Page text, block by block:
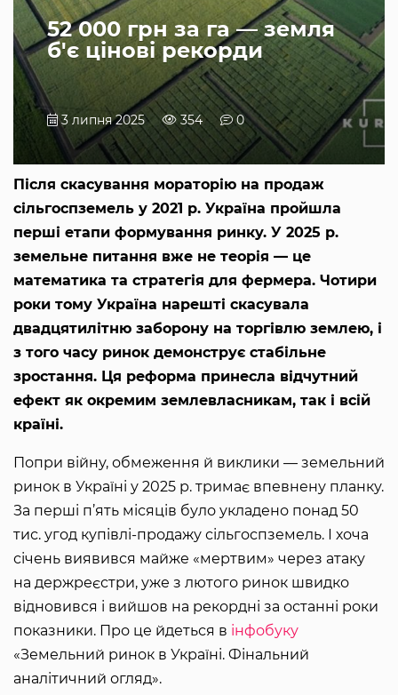
52 000 грн за га — земля
б'є цінові рекорди
3 липня 2025 354 0
Після скасування мораторію на продаж
сільгоспземель у 2021 р. Україна пройшла
перші етапи формування ринку. У 2025 р.
земельне питання вже не теорія — це
математика та стратегія для фермера. Чотири
роки тому Україна нарешті скасувала
двадцятилітню заборону на торгівлю землею, і
з того часу ринок демонструє стабільне
зростання. Ця реформа принесла відчутний
ефект як окремим землевласникам, так і всій
країні.
Попри війну, обмеження й виклики — земельний
ринок в Україні у 2025 р. тримає впевнену планку.
За перші п’ять місяців було укладено понад 50
тис. угод купівлі-продажу сільгоспземель. І хоча
січень виявився майже «мертвим» через атаку
на держреєстри, уже з лютого ринок швидко
відновився і вийшов на рекордні за останні роки
показники. Про це йдеться в інфобуку
«Земельний ринок в Україні. Фінальний
аналітичний огляд».